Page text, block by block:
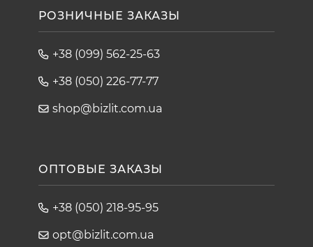
РОЗНИЧНЫЕ ЗАКАЗЫ
+38 (099) 562-25-63
+38 (050) 226-77-77
shop@bizlit.com.ua
ОПТОВЫЕ ЗАКАЗЫ
+38 (050) 218-95-95
opt@bizlit.com.ua